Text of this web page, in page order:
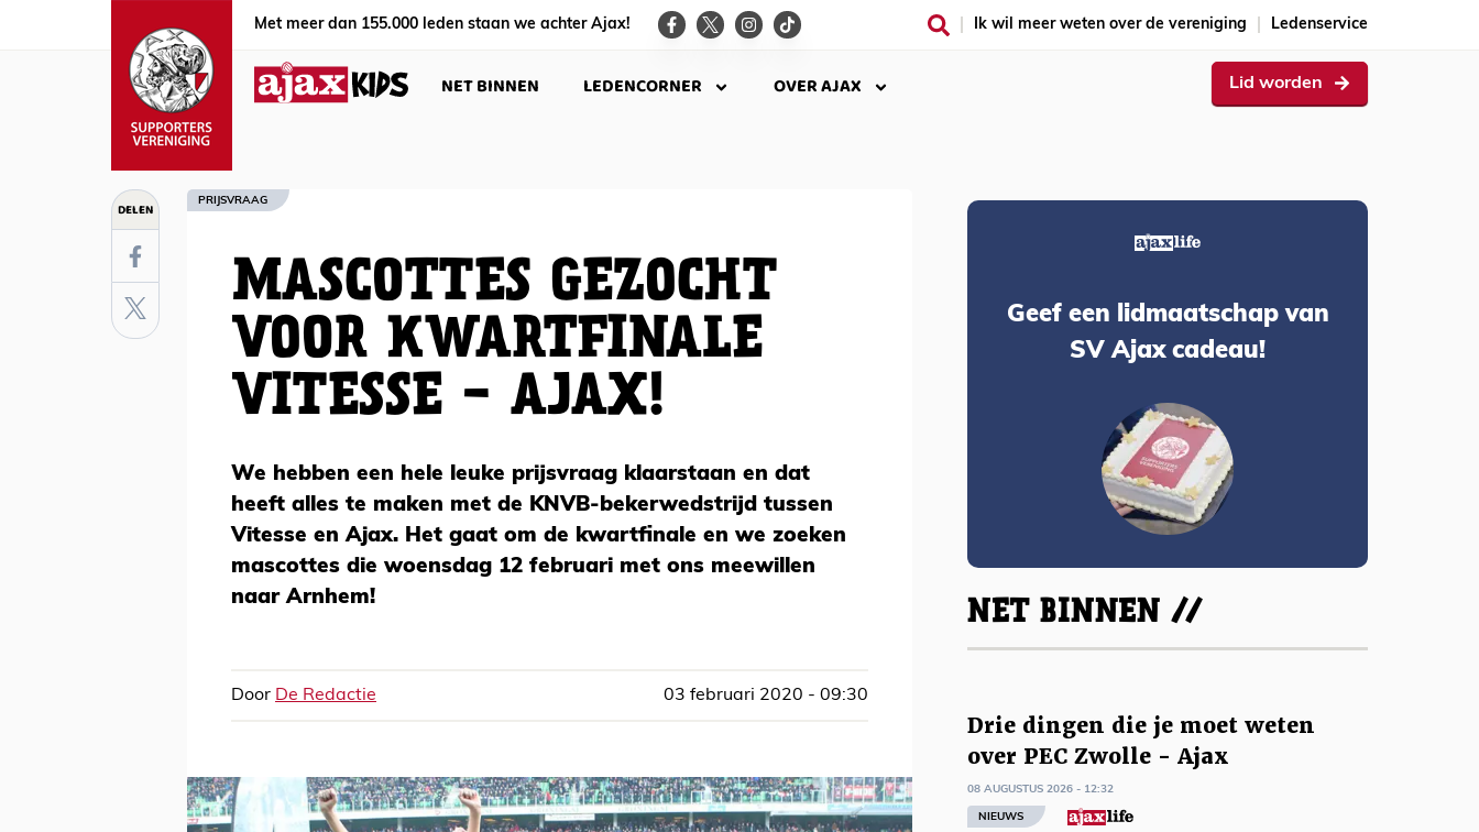
Met meer dan 155.000 leden staan we achter Ajax! Ik wil meer weten over de vereniging Ledenservice
NET BINNEN LEDENCORNER OVER AJAX Lid worden
DELEN PRIJSVRAAG
MASCOTTES GEZOCHT
VOOR KWARTFINALE
VITESSE - AJAX!
We hebben een hele leuke prijsvraag klaarstaan en dat
heeft alles te maken met de KNVB-bekerwedstrijd tussen
Vitesse en Ajax. Het gaat om de kwartfinale en we zoeken
mascottes die woensdag 12 februari met ons meewillen
naar Arnhem!
Door De Redactie 03 februari 2020 - 09:30
Geef een lidmaatschap van
SV Ajax cadeau!
NET BINNEN //
Drie dingen die je moet weten
over PEC Zwolle - Ajax
08 AUGUSTUS 2026 - 12:32
NIEUWS